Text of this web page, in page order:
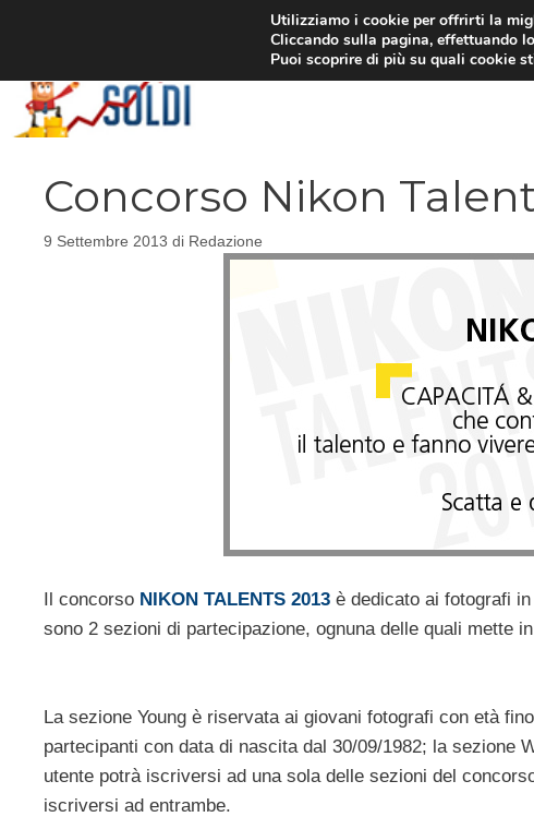
Concorso Nikon
9 Settembre 2013 di Redazione
Il concorso NIKON TALENTS 2013 è dedicato ai fotografi
sono 2 sezioni di partecipazione, ognuna delle quali mette
La sezione Young è riservata ai giovani fotografi con età
partecipanti con data di nascita dal 30/09/1982; la sezione
utente potrà iscriversi ad una sola delle sezioni del
iscriversi ad entrambe.
Utilizziamo i cookie per offrirti la
Cliccando sulla pagina, effettuando
Puoi scoprire di più su quali cookie